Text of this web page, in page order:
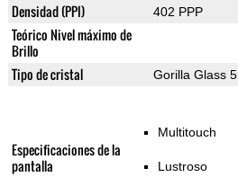
Densidad (PPI) 402 PPP
Teórico Nivel máximo de
Brillo
Tipo de cristal Gorilla Glass 5
Especificaciones de la
pantalla
Multitouch
Lustroso